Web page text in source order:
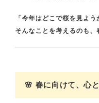
「今年はどこで桜を見よう
そんなことを考えるのも、
🌸 春に向けて、心